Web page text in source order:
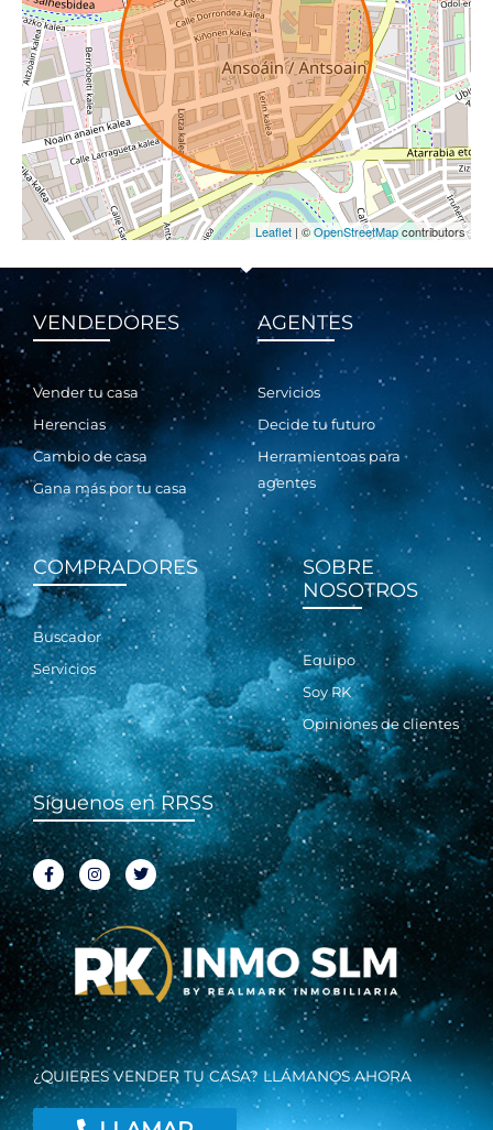
Leaflet | ©OpenStreetMapcontributors
VENDEDORES
Vender tu casa
Herencias
Cambio de casa
Gana más por tu casa
AGENTES
Servicios
Decide tu futuro
Herramientoas para
agentes
COMPRADORES
Buscador
Servicios
SOBRE
NOSOTROS
Equipo
Soy RK
Opiniones de clientes
Síguenos en RRSS
F
a
c
e
b
o
o
k
-
I
n
s
t
a
g
r
a
m
T
w
i
t
t
e
r
¿QUIERES VENDER TU CASA? LLÁMANOS AHORA